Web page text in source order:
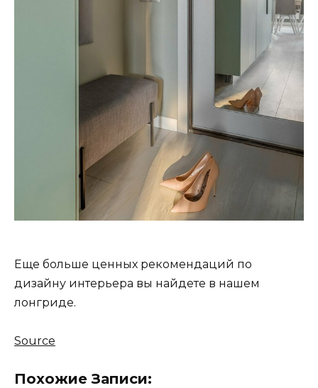
Еще больше ценных рекомендаций по
дизайну интерьера вы найдете в нашем
лонгриде.
Source
Похожие Записи: